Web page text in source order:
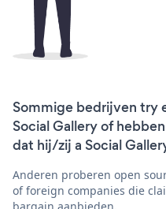
Sommige bedrijven try
Social Gallery of
dat hij/zij a Social
Anderen proberen open
of foreign companies die
bargain aanbieden.